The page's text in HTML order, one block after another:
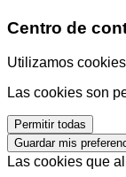
Centro de
Utilizamos
Las cookies son
Permitir todas
Guardar mis
Las cookies que